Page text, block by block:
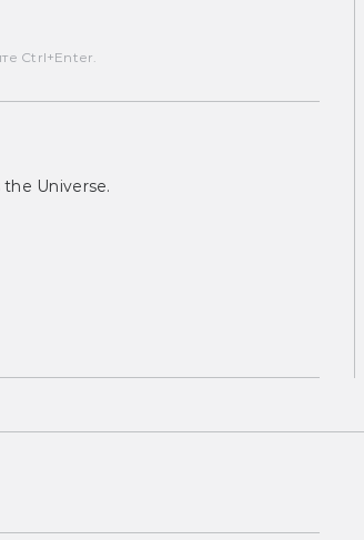
Ctrl+Enter.
Universe.